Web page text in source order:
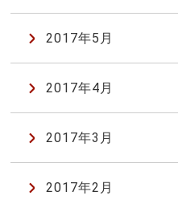
2017年5月
2017年4月
2017年3月
2017年2月